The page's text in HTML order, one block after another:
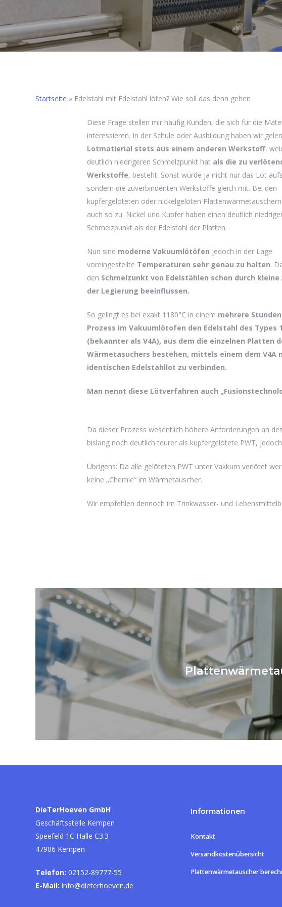
Startseite » Edelstahl mit Edelstahl löten? Wie soll das denn gehen
Diese Frage stellen mir häufig Kunden, die sich für die
interessieren. In der Schule oder Ausbildung haben wir
Lotmatierial stets aus einem anderen Werkstoff,
deutlich niedrigeren Schmelzpunkt hat als die zu
Werkstoffe, besteht. Sonst würde ja nicht nur das Lot
sondern die zuverbindenten Werkstoffe gleich mit. Bei den
kupfergelöteten oder nickelgelöten
auch so zu. Nickel und Kupfer haben einen deutlich
Schmelzpunkt als der Edelstahl der Platten.
Nun sind moderne Vakuumlötöfen jedoch in der Lage
voreingestellte Temperaturen sehr genau zu halten.
den Schmelzunkt von Edelstählen schon durch kleine
der Legierung beeinflussen.
So gelingt es bei exakt 1180°C in einem mehrere
Prozess im Vakuumlötofen den Edelstahl des Types
(bekannter als V4A), aus dem die einzelnen Platten
Wärmetasuchers bestehen, mittels einem dem V4A
identischen Edelstahllot zu verbinden.
Man nennt diese Lötverfahren auch
Da dieser Prozess wesentlich höhere Anforderungen an
bislang noch deutlich teurer als kupfergelötete PWT, jedoch
Übrigens: Da alle gelöteten PWT unter Vakkum verlötet
keine „Chemie“ im Wärmetauscher.
Wir empfehlen dennoch im Trinkwasser- und
DieTerHoeven GmbH
Geschäftsstelle Kempen
Speefeld 1C Halle C3.3
47906 Kempen
Telefon: 02152-89777-55
E-Mail: info@dieterhoeven.de
Informationen
Kontakt
Versandkostenübersicht
Plattenwärmetauscher